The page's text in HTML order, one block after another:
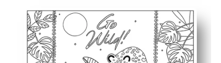
تحافظ أنشطة Print-and-Go على مشاركة أطفالك بسعادة في الوجبات أو المطاعم أو الحفلات أو الأوقات الهادئة.
يعزز مشهد الغابة المفصل الإبداع والممارسة الحركية الدقيقة مع
Zero prep - ما عليك سوى الطباعة أو التقاط أقلام التلوين أو العلامات أو التصفيح لمتعة المسح الجاف القابلة لإعادة الاستخدام.
طريقة سهلة لتوسيع نطاق التعلم - عد الحيوانات وتسمية الألوان